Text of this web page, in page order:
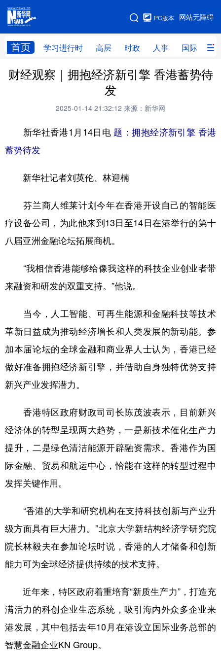
网站无障碍
PC版本
首页 学习进行时 高层 时政 人事 国际 财
网站地图
学习进行时 高层 时政 人事
科技 科创 量子 体育
文化
访谈 视频
食品 人居 信息化 数字经济
学术中国 乡村振兴
彩票 娱乐 时尚
北京
山东 河南 湖北 湖南
广东 广西 海南 重庆
四川
陕西 青海 宁夏
新疆 内蒙古 黑龙江
多语种频道
Русский язык 日本語 한국어
Deutsch Português
财经观察｜拥抱经济新引擎 香港蓄势待
发
2025-01-14 21:32:12 来源：新华网
新华社香港1月14日电 题：拥抱经济新引擎 香港
蓄势待发
新华社记者刘英伦、林迎楠
芬兰商人维莱计划今年在香港开设自己的智能医
疗设备公司，为此他来到13日至14日在港举行的第十
八届亚洲金融论坛拓展商机。
“我相信香港能够给像我这样的科技企业创业者带
来融资和研发的双重支持。”他说。
当今，人工智能、可再生能源和金融科技等技术
革新日益成为推动经济增长和人类发展的新动能。参
加本届论坛的全球金融和商业界人士认为，香港已经
做好准备拥抱经济新引擎，并借助自身独特优势支持
新兴产业发挥潜力。
香港特区政府财政司司长陈茂波表示，目前新兴
经济体的转型呈现两大趋势，一是新技术催化生产力
提升，二是绿色清洁能源开辟融资需求。香港作为国
际金融、贸易和航运中心，恰能在这样的转型过程中
发挥关键作用。
“香港的大学和研究机构在支持科技创新与产业升
级方面具有巨大潜力。”北京大学新结构经济学研究院
院长林毅夫在参加论坛时说，香港的人才储备和创新
能力可为全球经济提供持续的技术支持。
近年来，特区政府着重培育“新质生产力”，打造充
满活力的科创企业生态系统，吸引海内外众多企业来
港发展，其中包括去年10月在港设立国际业务总部的
智慧金融企业KN Group。